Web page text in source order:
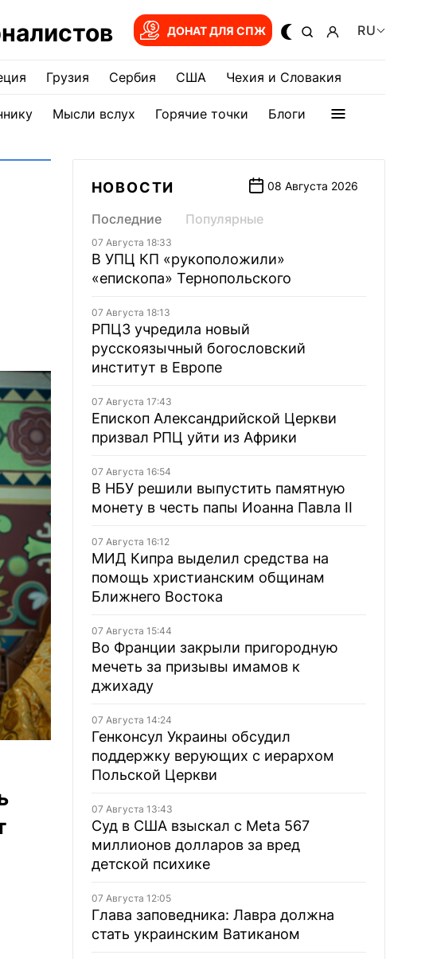
ДОНАТ ДЛЯ СПЖ RU
Грузия Сербия США Чехия и Словакия
Мысли вслух Горячие точки Блоги
НОВОСТИ 08 Августа 2026
Последние Популярные
07 Августа 18:33
В УПЦ КП «рукоположили»
«епископа» Тернопольского
07 Августа 18:13
РПЦЗ учредила новый
русскоязычный богословский
институт в Европе
07 Августа 17:43
Епископ Александрийской Церкви
призвал РПЦ уйти из Африки
07 Августа 16:54
В НБУ решили выпустить памятную
монету в честь папы Иоанна Павла II
07 Августа 16:12
МИД Кипра выделил средства на
помощь христианским общинам
Ближнего Востока
07 Августа 15:44
Во Франции закрыли пригородную
мечеть за призывы имамов к
джихаду
07 Августа 14:24
Генконсул Украины обсудил
поддержку верующих с иерархом
Польской Церкви
07 Августа 13:43
Суд в США взыскал с Meta 567
миллионов долларов за вред
детской психике
07 Августа 12:05
Глава заповедника: Лавра должна
стать украинским Ватиканом